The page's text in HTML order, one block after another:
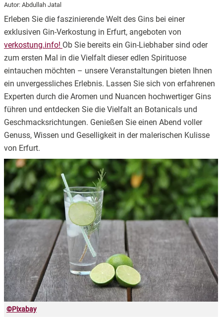
1. Was macht die Gin-Verkostung in Erfurt so besonders?
Wie löse ich meinen Gutschein ein?
3. Wie läuft die Gin-Verkostung ab?
Autor: Abdullah Jatal
Erleben Sie die faszinierende Welt des Gins bei einer
exklusiven Gin-Verkostung in Erfurt, angeboten von
verkostung.info! Ob Sie bereits ein Gin-Liebhaber sind oder
zum ersten Mal in die Vielfalt dieser edlen Spirituose
eintauchen möchten – unsere Veranstaltungen bieten Ihnen
ein unvergessliches Erlebnis. Lassen Sie sich von erfahrenen
Experten durch die Aromen und Nuancen hochwertiger Gins
führen und entdecken Sie die Vielfalt an Botanicals und
Geschmacksrichtungen. Genießen Sie einen Abend voller
Genuss, Wissen und Geselligkeit in der malerischen Kulisse
von Erfurt.
©Pixabay